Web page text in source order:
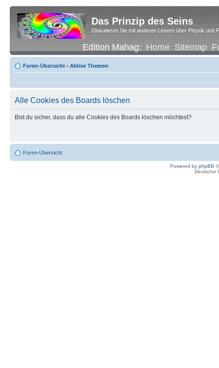
Das Prinzip des Seins
Diskutieren Sie mit anderen Lesern über Physik und
Edition Mahag:Home Sitemap
Foren-Übersicht • Aktive Themen
Alle Cookies des Boards löschen
Bist du sicher, dass du alle Cookies des Boards löschen möchtest?
Foren-Übersicht
Powered by phpBB
Deutsche